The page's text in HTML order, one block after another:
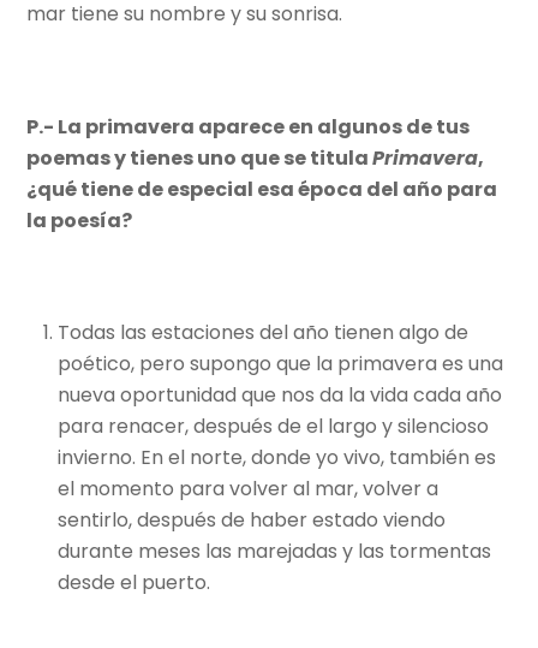
mar tiene su nombre y su sonrisa.
P.- La primavera aparece en algunos de tus
poemas y tienes uno que se titulaPrimavera,
¿qué tiene de especial esa época del año para
la poesía?
Todas las estaciones del año tienen algo de
poético, pero supongo que la primavera es una
nueva oportunidad que nos da la vida cada año
para renacer, después de el largo y silencioso
invierno. En el norte, donde yo vivo, también es
el momento para volver al mar, volver a
sentirlo, después de haber estado viendo
durante meses las marejadas y las tormentas
desde el puerto.